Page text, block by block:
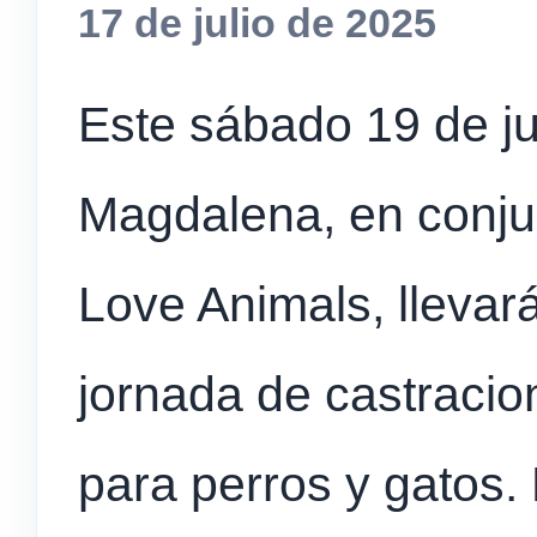
17 de julio de 2025
Este sábado 19 de
Magdalena, en
Love Animals,
jornada de
para perros y